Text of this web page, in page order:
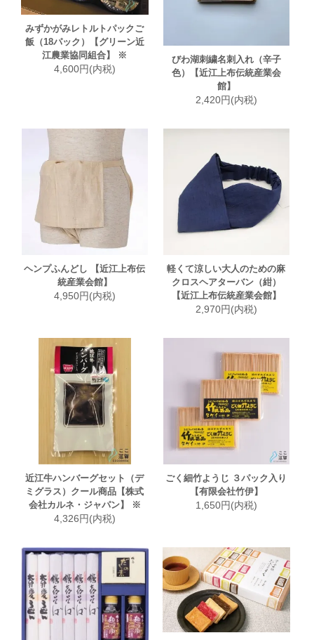
みずかがみレトルトパックご
飯（18パック）【グリーン近
江農業協同組合】 ※
4,600円(内税)
びわ湖刺繍名刺入れ（辛子
色）【近江上布伝統産業会
館】
2,420円(内税)
ヘンプふんどし 【近江上布伝
統産業会館】
4,950円(内税)
軽くて涼しい大人のための麻
クロスヘアターバン（紺）
【近江上布伝統産業会館】
2,970円(内税)
近江牛ハンバーグセット（デ
ミグラス）クール商品【株式
会社カルネ・ジャパン】 ※
4,326円(内税)
ごく細竹ようじ ３パック入り
【有限会社竹伊】
1,650円(内税)